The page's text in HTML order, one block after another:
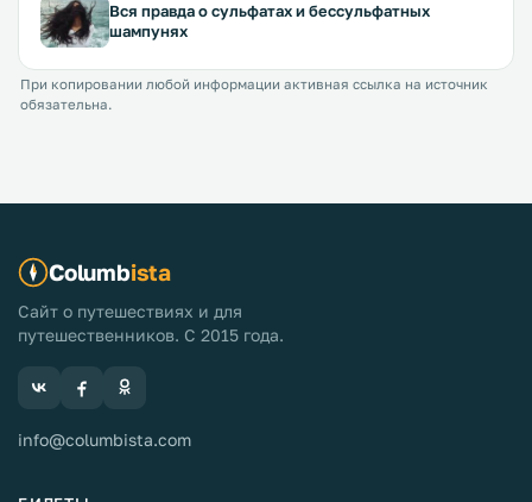
Вся правда о сульфатах и бессульфатных
шампунях
При копировании любой информации активная ссылка на источник
обязательна.
Columbista
Сайт о путешествиях и для
путешественников. С 2015 года.
info@columbista.com